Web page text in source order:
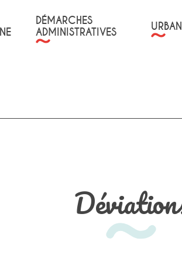
DÉMARCHES
ADMINISTRATIVES